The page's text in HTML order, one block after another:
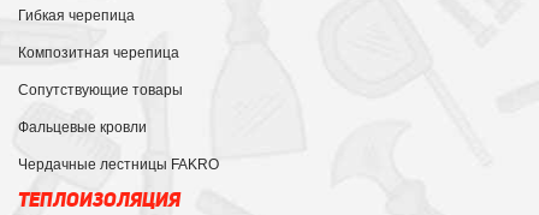
Гибкая черепица
Композитная черепица
Сопутствующие товары
Фальцевые кровли
Чердачные лестницы FAKRO
ТЕПЛОИЗОЛЯЦИЯ